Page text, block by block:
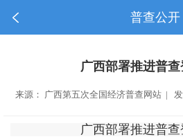
普查公开
广西部署推进普
来源： 广西第五次全国经济普查网站 |
广西部署推进普